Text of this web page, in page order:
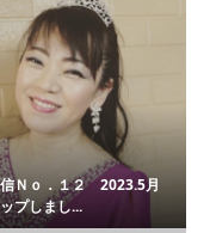
Ｎｏ．１２ 2023.5月
プしまし...